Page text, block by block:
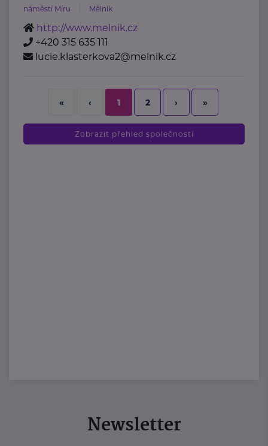
náměstí Míru Mělník
http://www.melnik.cz
+420 315 635 111
lucie.klasterkova2@melnik.cz
« ‹ 1 2 › »
Zobrazit přehled společností
Newsletter